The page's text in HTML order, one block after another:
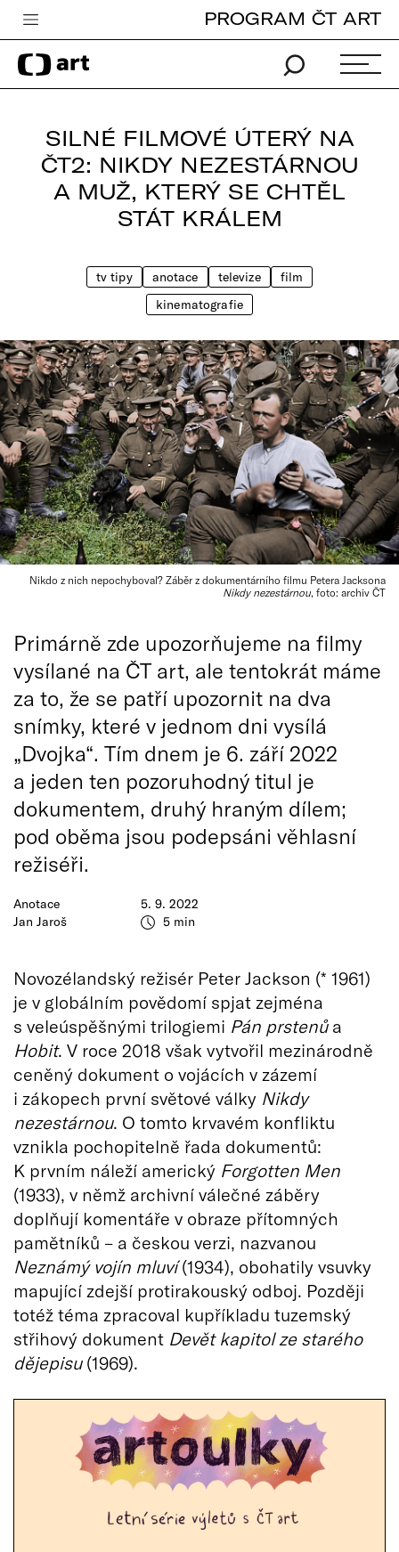
Česká televize
Zpravodajství
iVysílání
TV program
PROGRAM ČT ART
SILNÉ FILMOVÉ ÚTERÝ NA
ČT2: NIKDY NEZESTÁRNOU
A MUŽ, KTERÝ SE CHTĚL
STÁT KRÁLEM
tv tipy anotace televize
film
kinematografie
Nikdo z nich nepochyboval? Záběr z dokumentárního filmu Petera Jacksona
Nikdy nezestárnou, foto: archiv ČT
Anotace
Jan Jaroš
5. 9. 2022
5 min
Primárně zde upozorňujeme na filmy
vysílané na ČT art, ale tentokrát máme
za to, že se patří upozornit na dva
snímky, které v jednom dni vysílá
„Dvojka“. Tím dnem je 6. září 2022
a jeden ten pozoruhodný titul je
dokumentem, druhý hraným dílem;
pod oběma jsou podepsáni věhlasní
režiséři.
Novozélandský režisér Peter Jackson (* 1961)
je v globálním povědomí spjat zejména
s veleúspěšnými trilogiemi Pán prstenůa
Hobit. V roce 2018 však vytvořil mezinárodně
ceněný dokument o vojácích v zázemí
i zákopech první světové války Nikdy
nezestárnou. O tomto krvavém konfliktu
vznikla pochopitelně řada dokumentů:
K prvním náleží americký Forgotten Men
(1933), v němž archivní válečné záběry
doplňují komentáře v obraze přítomných
pamětníků – a českou verzi, nazvanou
Neznámý vojín mluví(1934), obohatily vsuvky
mapující zdejší protirakouský odboj. Později
totéž téma zpracoval kupříkladu tuzemský
střihový dokument Devět kapitol ze starého
dějepisu (1969).